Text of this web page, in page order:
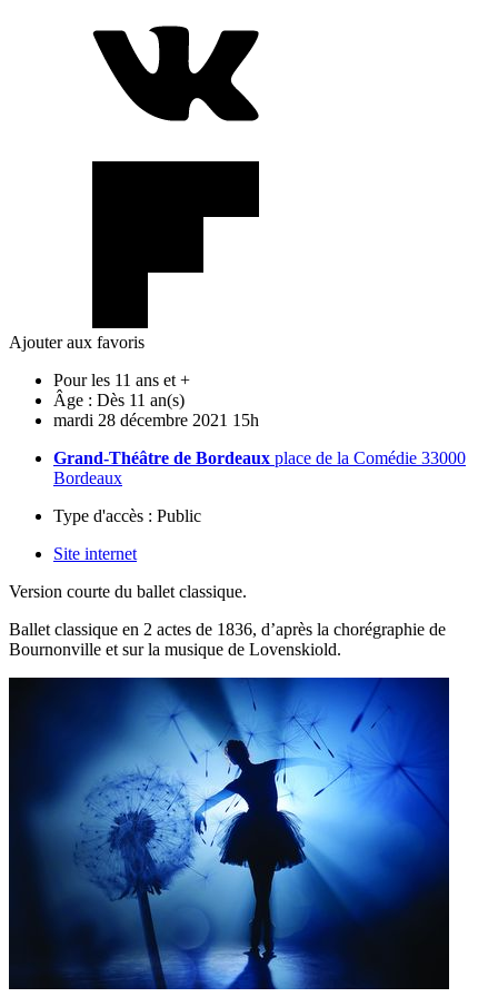
Ajouter aux favoris
Pour les 11 ans et +
Âge : Dès 11 an(s)
mardi 28 décembre 2021 15h
Grand-Théâtre de Bordeaux place de la Comédie 33000
Bordeaux
Type d'accès : Public
Site internet
Version courte du ballet classique.
Ballet classique en 2 actes de 1836, d’après la chorégraphie de
Bournonville et sur la musique de Lovenskiold.